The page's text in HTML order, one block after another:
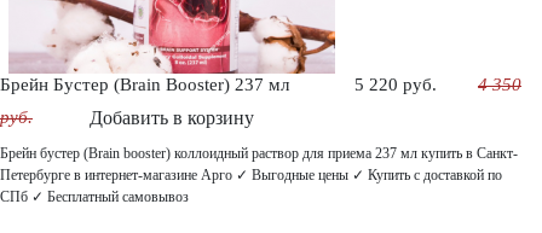
Брейн Бустер (Brain Booster) 237 мл 5 220 руб.
4 350
руб.
Добавить в корзину
Брейн бустер (Brain booster) коллоидный раствор для приема 237 мл купить в Санкт-
Петербурге в интернет-магазине Арго ✓ Выгодные цены ✓ Купить с доставкой по
СПб ✓ Бесплатный самовывоз